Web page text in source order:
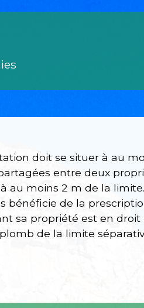
doit se situer à au
entre deux
au moins 2 m de la
bénéficie de la
sa propriété est en droit
de la limite